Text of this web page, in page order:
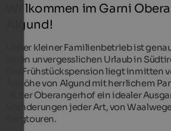
Willkommen im Garni
Algund!
Unser kleiner Familienbetrieb ist
einen unvergesslichen Urlaub in
Die Frühstückspension liegt inmitten
Anhöhe von Algund mit herrlichem
ist der Oberangerhof ein idealer
Wanderungen jeder Art, von
Bergtouren.